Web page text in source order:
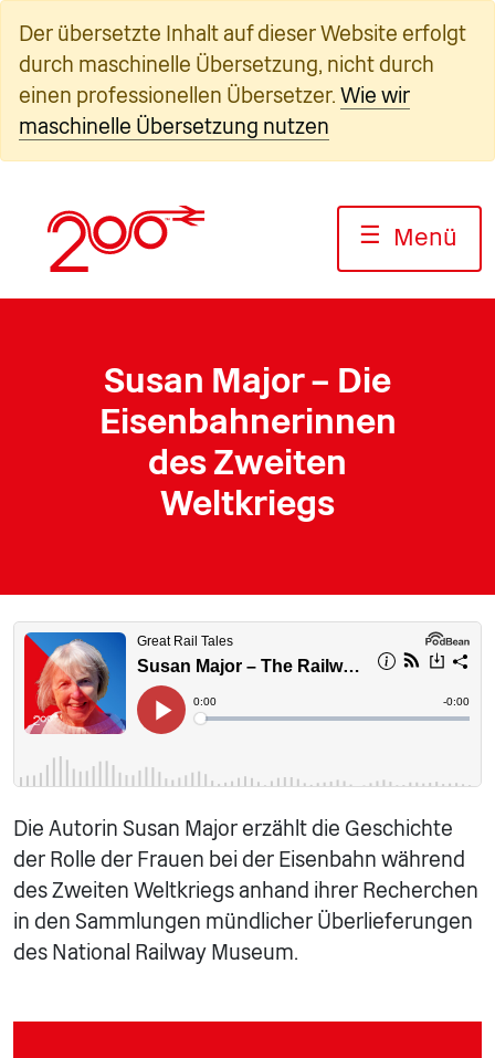
Inhalt
springen
Der übersetzte Inhalt auf dieser Website erfolgt
durch maschinelle Übersetzung, nicht durch
einen professionellen Übersetzer. Wie wir
maschinelle Übersetzung nutzen
☰ Menü
Susan Major – Die
Eisenbahnerinnen
des Zweiten
Weltkriegs
Die Autorin Susan Major erzählt die Geschichte
der Rolle der Frauen bei der Eisenbahn während
des Zweiten Weltkriegs anhand ihrer Recherchen
in den Sammlungen mündlicher Überlieferungen
des National Railway Museum.